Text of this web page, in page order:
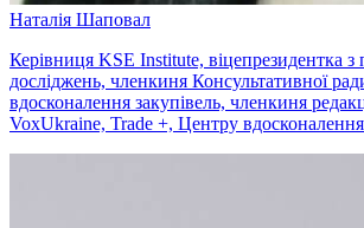
Наталія Шаповал
Керівниця KSE Institute, віцепрезидентка з
досліджень, членкиня Консультативної
вдосконалення закупівель, членкиня
VoxUkraine, Trade +, Центру вдосконалення